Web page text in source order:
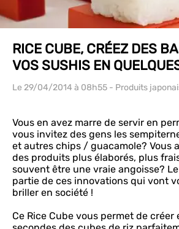
RICE CUBE, CRÉEZ DES
VOS SUSHIS EN
Le 29/04/2014 à 08h55 - Produits
Vous en avez marre de servir en
vous invitez des gens les
et autres chips / guacamole? Vous
des produits plus élaborés, plus
souvent être une vraie angoisse?
partie de ces innovations qui vont
briller en société !
Ce Rice Cube vous permet de créer